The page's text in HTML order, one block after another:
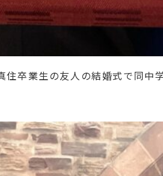
住卒業生の友人の結婚式で同